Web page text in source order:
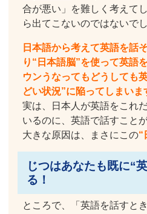
合が悪い」を難しく考えて
ら出てこないのではないで
日本語から考えて英語を話
り“日本語脳”を使って英語
ウンうなってもどうしても
どい状況”に陥ってしまいま
実は、日本人が英語をこれ
いるのに、英語で話すこと
大きな原因は、まさにこの“
じつはあなたも既に“
る！
ところで、「英語を話すと